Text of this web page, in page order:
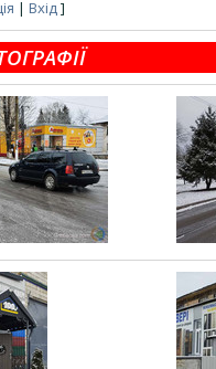
|Вхід]